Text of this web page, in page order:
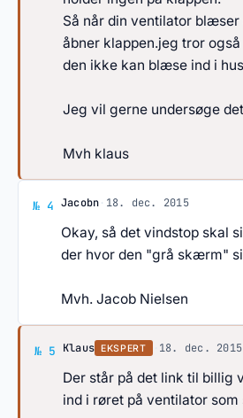
Så når din ventilator blæser
åbner klappen.jeg tror
den ikke kan blæse ind i
Jeg vil gerne undersøge
Mvh klaus
№ 4 Svar af Jacobn
Jacobn· 18. dec. 2015
Okay, så det vindstop skal
der hvor den "grå skærm"
Mvh. Jacob Nielsen
№ 5 Svar af Klaus
Klaus EKSPERT 18. dec. 2015
Der står på det link til billig
ind i røret på ventilator